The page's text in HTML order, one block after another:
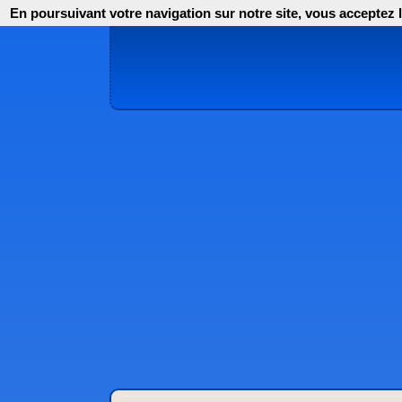
En poursuivant votre navigation sur notre site, vous